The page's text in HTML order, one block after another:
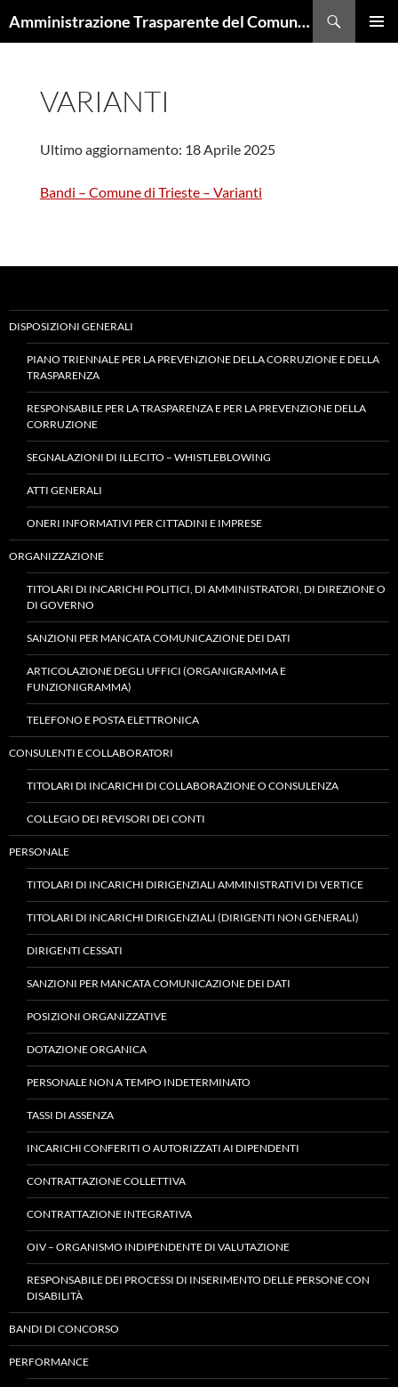
Amministrazione Trasparente del Comune di Trieste
VARIANTI
Ultimo aggiornamento: 18 Aprile 2025
Bandi – Comune di Trieste – Varianti
DISPOSIZIONI GENERALI
PIANO TRIENNALE PER LA PREVENZIONE DELLA CORRUZIONE E DELLA
TRASPARENZA
RESPONSABILE PER LA TRASPARENZA E PER LA PREVENZIONE DELLA
CORRUZIONE
SEGNALAZIONI DI ILLECITO – WHISTLEBLOWING
ATTI GENERALI
ONERI INFORMATIVI PER CITTADINI E IMPRESE
ORGANIZZAZIONE
TITOLARI DI INCARICHI POLITICI, DI AMMINISTRATORI, DI DIREZIONE O
DI GOVERNO
SANZIONI PER MANCATA COMUNICAZIONE DEI DATI
ARTICOLAZIONE DEGLI UFFICI (ORGANIGRAMMA E
FUNZIONIGRAMMA)
TELEFONO E POSTA ELETTRONICA
CONSULENTI E COLLABORATORI
TITOLARI DI INCARICHI DI COLLABORAZIONE O CONSULENZA
COLLEGIO DEI REVISORI DEI CONTI
PERSONALE
TITOLARI DI INCARICHI DIRIGENZIALI AMMINISTRATIVI DI VERTICE
TITOLARI DI INCARICHI DIRIGENZIALI (DIRIGENTI NON GENERALI)
DIRIGENTI CESSATI
SANZIONI PER MANCATA COMUNICAZIONE DEI DATI
POSIZIONI ORGANIZZATIVE
DOTAZIONE ORGANICA
PERSONALE NON A TEMPO INDETERMINATO
TASSI DI ASSENZA
INCARICHI CONFERITI O AUTORIZZATI AI DIPENDENTI
CONTRATTAZIONE COLLETTIVA
CONTRATTAZIONE INTEGRATIVA
OIV – ORGANISMO INDIPENDENTE DI VALUTAZIONE
RESPONSABILE DEI PROCESSI DI INSERIMENTO DELLE PERSONE CON
DISABILITÀ
BANDI DI CONCORSO
PERFORMANCE